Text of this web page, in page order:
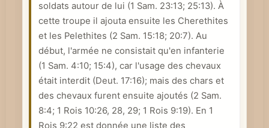
soldats autour de lui (1 Sam. 23:13; 25:13). À
cette troupe il ajouta ensuite les Cherethites
et les Pelethites (2 Sam. 15:18; 20:7). Au
début, l'armée ne consistait qu'en infanterie
(1 Sam. 4:10; 15:4), car l'usage des chevaux
était interdit (Deut. 17:16); mais des chars et
des chevaux furent ensuite ajoutés (2 Sam.
8:4; 1 Rois 10:26, 28, 29; 1 Rois 9:19). En 1
Rois 9:22 est donnée une liste des